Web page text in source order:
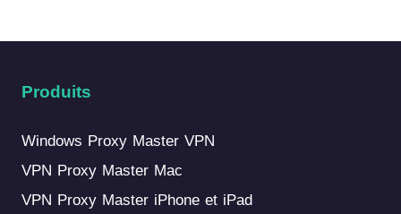
Produits
Windows Proxy Master VPN
VPN Proxy Master Mac
VPN Proxy Master iPhone et iPad